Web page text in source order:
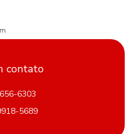
Minas Gerais
Mato Grosso Do Sul
contato
6303
5689